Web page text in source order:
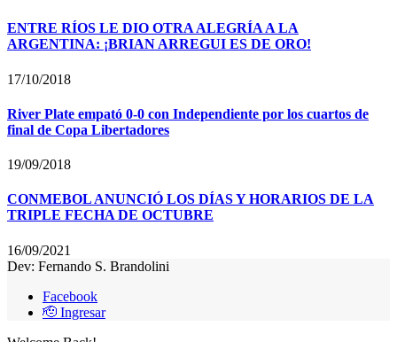
ENTRE RÍOS LE DIO OTRA ALEGRÍA A LA
ARGENTINA: ¡BRIAN ARREGUI ES DE ORO!
17/10/2018
River Plate empató 0-0 con Independiente por los cuartos de
final de Copa Libertadores
19/09/2018
CONMEBOL ANUNCIÓ LOS DÍAS Y HORARIOS DE LA
TRIPLE FECHA DE OCTUBRE
16/09/2021
Dev: Fernando S. Brandolini
Facebook
🫡 Ingresar